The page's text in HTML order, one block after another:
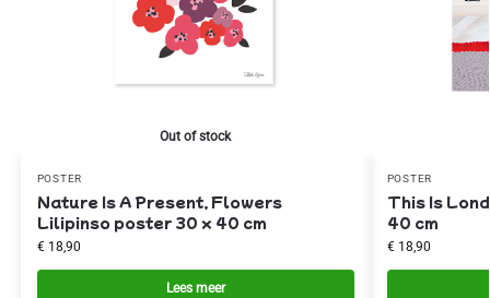
Out of stock
POSTER
Nature Is A Present, Flowers
Lilipinso poster 30 x 40 cm
€18,90
Lees meer
POSTER
This Is
40 cm
€18,90